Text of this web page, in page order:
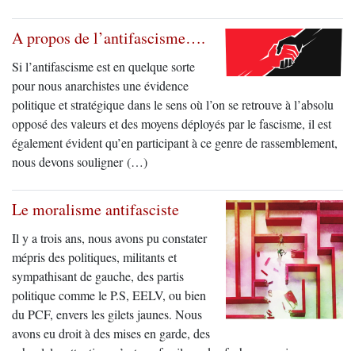
A propos de l’antifascisme….
Si l’antifascisme est en quelque sorte
pour nous anarchistes une évidence
politique et stratégique dans le sens où l’on se retrouve à l’absolu
opposé des valeurs et des moyens déployés par le fascisme, il est
également évident qu’en participant à ce genre de rassemblement,
nous devons souligner (…)
Le moralisme antifasciste
Il y a trois ans, nous avons pu constater
mépris des politiques, militants et
sympathisant de gauche, des partis
politique comme le P.S, EELV, ou bien
du PCF, envers les gilets jaunes. Nous
avons eu droit à des mises en garde, des